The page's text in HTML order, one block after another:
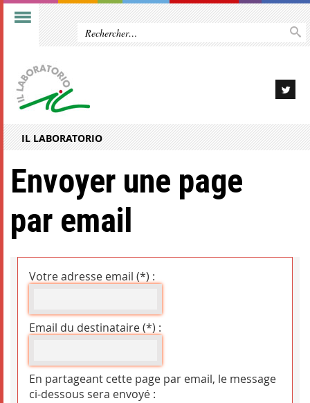
IL LABORATORIO
Envoyer une page
par email
Votre adresse email (*) :
Email du destinataire (*) :
En partageant cette page par email, le message
ci-dessous sera envoyé :